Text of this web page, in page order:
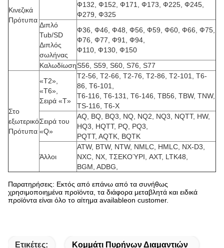
Κινεζικά
Πρότυπα
Ф132, Ф152, Ф171, Ф173, Ф225, Ф245,
Ф279, Ф325
Διπλό
Tub/SD
Διπλός
σωλήνας
Ф36, Ф46, Ф48, Ф56, Ф59, Ф60, Ф66, Ф75,
Ф76, Ф77, Ф91, Ф94,
Ф110, Ф130, Ф150
ΚαλωδίωσηS56, S59, S60, S76, S77
Στο
εξωτερικό
Πρότυπα
«T2»,
«T6»,
Σειρά «Τ»
T2-56, T2-66, T2-76, T2-86, T2-101, T6-
86, T6-101,
T6-116, T6-131, T6-146, TB56, TBW, TNW,
TS-116, T6-Χ
Σειρά του
«Q»
AQ, BQ, BQ3, NQ, NQ2, NQ3, NQTT, HW,
HQ3, HQTT, PQ, PQ3,
PQTT, AQTK, BQTK
Άλλοι
ATW, BTW, NTW, NMLC, HMLC, NX-D3,
NXC, NX, ΤΣΕΚΟΎΡΙ, AXT, LTK48,
BGM, ADBG,
Παρατηρήσεις: Εκτός από επάνω από τα συνήθως
χρησιμοποιημένα προϊόντα, τα διάφορα μεταβλητά και ειδικά
προϊόντα είναι όλο το αίτημα availableon customer.
Ετικέτες: Κομμάτι Πυρήνων Διαμαντιών